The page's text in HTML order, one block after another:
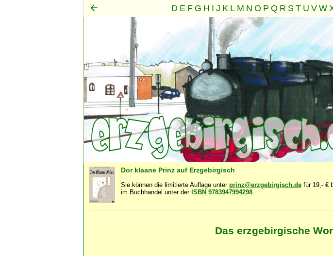
D E F G H I J K L M N O P Q R S T U V W
Mensch
Geist· Familie ·Gemeinschaft
Dor klaane Prinz auf Erzgebirgisch
Sie können die limitierte Auflage unter prinz@erzgebirgisch.defür 19,- €
im Buchhandel unter der ISBN 9783947994298.
Das erzgebirgische